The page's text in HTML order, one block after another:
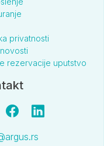
privatnosti
rezervacije uputstvo